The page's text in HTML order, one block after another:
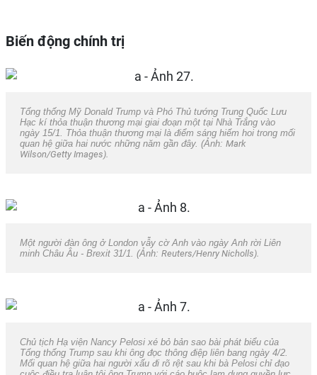
Biến động chính trị
Tổng thống Mỹ Donald Trump và Phó Thủ tướng Trung Quốc Lưu
Hạc kí thỏa thuận thương mại giai đoạn một tại Nhà Trắng vào
ngày 15/1. Thỏa thuận thương mại là điểm sáng hiếm hoi trong mối
quan hệ giữa hai nước những năm gần đây. (Ảnh: Mark
Wilson/Getty Images).
Một người đàn ông ở London vẫy cờ Anh vào ngày Anh rời Liên
minh Châu Âu - Brexit 31/1. (Ảnh: Reuters/Henry Nicholls).
Chủ tịch Hạ viện Nancy Pelosi xé bỏ bản sao bài phát biểu của
Tổng thống Trump sau khi ông đọc thông điệp liên bang ngày 4/2.
Mối quan hệ giữa hai người xấu đi rõ rệt sau khi bà Pelosi chỉ đạo